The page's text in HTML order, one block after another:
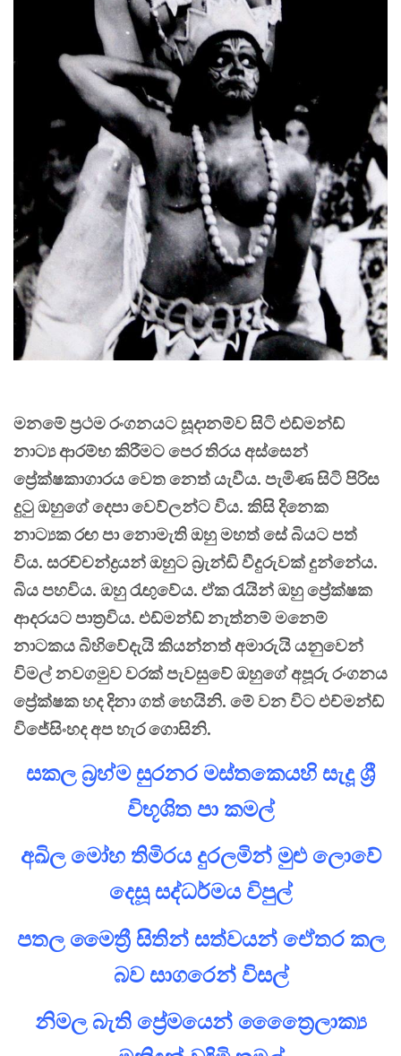
මනමේ ප්‍රථම රංගනයට සූදානම්ව සිටි එඩ්මන්ඩ්
නාට්‍ය ආරම්භ කිරීමට පෙර තිරය අස්සෙන්
ප්‍රේක්ෂකාගාරය වෙත නෙත් යැවීය. පැමිණ සිටි පිරිස
දුටු ඔහුගේ දෙපා වෙව්ලන්ට විය. කිසි දිනෙක
නාට්‍යක රඟ පා නොමැති ඔහු මහත් සේ බියට පත්
විය. සරච්චන්ද්‍රයන් ඔහුට බ්‍රැන්ඩි වීදුරුවක් දුන්නේය.
බිය පහවිය. ඔහු රැඟුවේය. ඒක රැයින් ඔහු ප්‍රේක්ෂක
ආදරයට පාත්‍රවිය. එඩ්මන්ඩ් නැත්නම් මනෙම්
නාටකය බිහිවේදැයි කියන්නත් අමාරුයි යනුවෙන්
විමල් නවගමුව වරක් පැවසුවේ ඔහුගේ අපූරු රංගනය
ප්‍රේක්ෂක හද දිනා ගත් හෙයිනි. මේ වන විට එච්මන්ඩ්
විජේසිංහද අප හැර ගොසිනි.
සකල බ්‍රහ්ම සුරනර මස්තකෙයහි සැදූ ශ්‍රී
විභූශිත පා කමල්
අඛිල මෝහ තිමිරය දුරලමින් මුළු ලොවේ
දෙසූ සද්ධර්මය විපුල්
පතල මෛත්‍රී සිතින් සත්වයන් ඒෙතර කල
බව සාගරෙන් විසල්
නිමල බැති ප්‍රේමයෙන් ත්‍රෛෙෙලාක්‍ය